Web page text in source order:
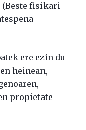
(Beste fisikari
ere ezin du
heinean,
propietate